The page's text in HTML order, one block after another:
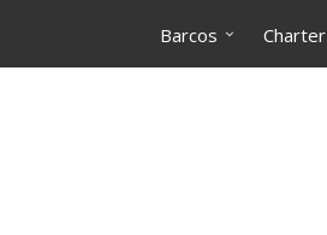
Barcos Charter